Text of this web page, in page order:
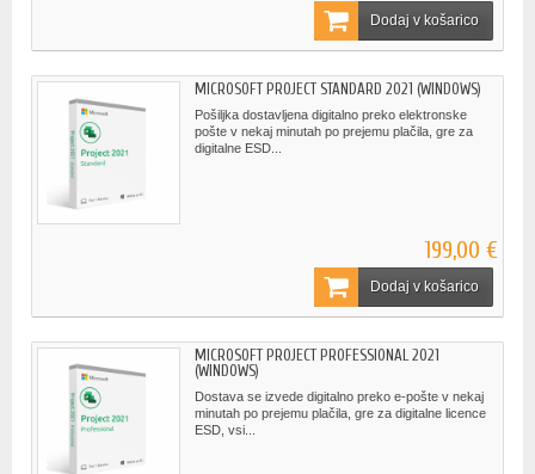
Dodaj v košarico
MICROSOFT PROJECT STANDARD 2021 (WINDOWS)
Pošiljka dostavljena digitalno preko elektronske
pošte v nekaj minutah po prejemu plačila, gre za
digitalne ESD...
199,00 €
Dodaj v košarico
MICROSOFT PROJECT PROFESSIONAL 2021
(WINDOWS)
Dostava se izvede digitalno preko e-pošte v nekaj
minutah po prejemu plačila, gre za digitalne licence
ESD, vsi...